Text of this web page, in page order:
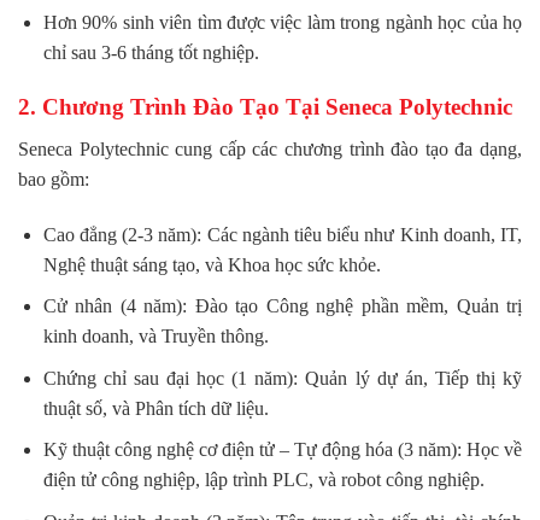
Hơn 90% sinh viên tìm được việc làm trong ngành học của họ
chỉ sau 3-6 tháng tốt nghiệp.
2. Chương Trình Đào Tạo Tại Seneca Polytechnic
Seneca Polytechnic cung cấp các chương trình đào tạo đa dạng,
bao gồm:
Cao đẳng (2-3 năm): Các ngành tiêu biểu như Kinh doanh, IT,
Nghệ thuật sáng tạo, và Khoa học sức khỏe.
Cử nhân (4 năm): Đào tạo Công nghệ phần mềm, Quản trị
kinh doanh, và Truyền thông.
Chứng chỉ sau đại học (1 năm): Quản lý dự án, Tiếp thị kỹ
thuật số, và Phân tích dữ liệu.
Kỹ thuật công nghệ cơ điện tử – Tự động hóa (3 năm): Học về
điện tử công nghiệp, lập trình PLC, và robot công nghiệp.